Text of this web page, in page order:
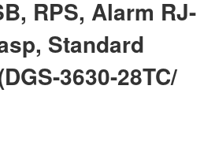
RPS, Alarm RJ-
Standard
3630-28TC/